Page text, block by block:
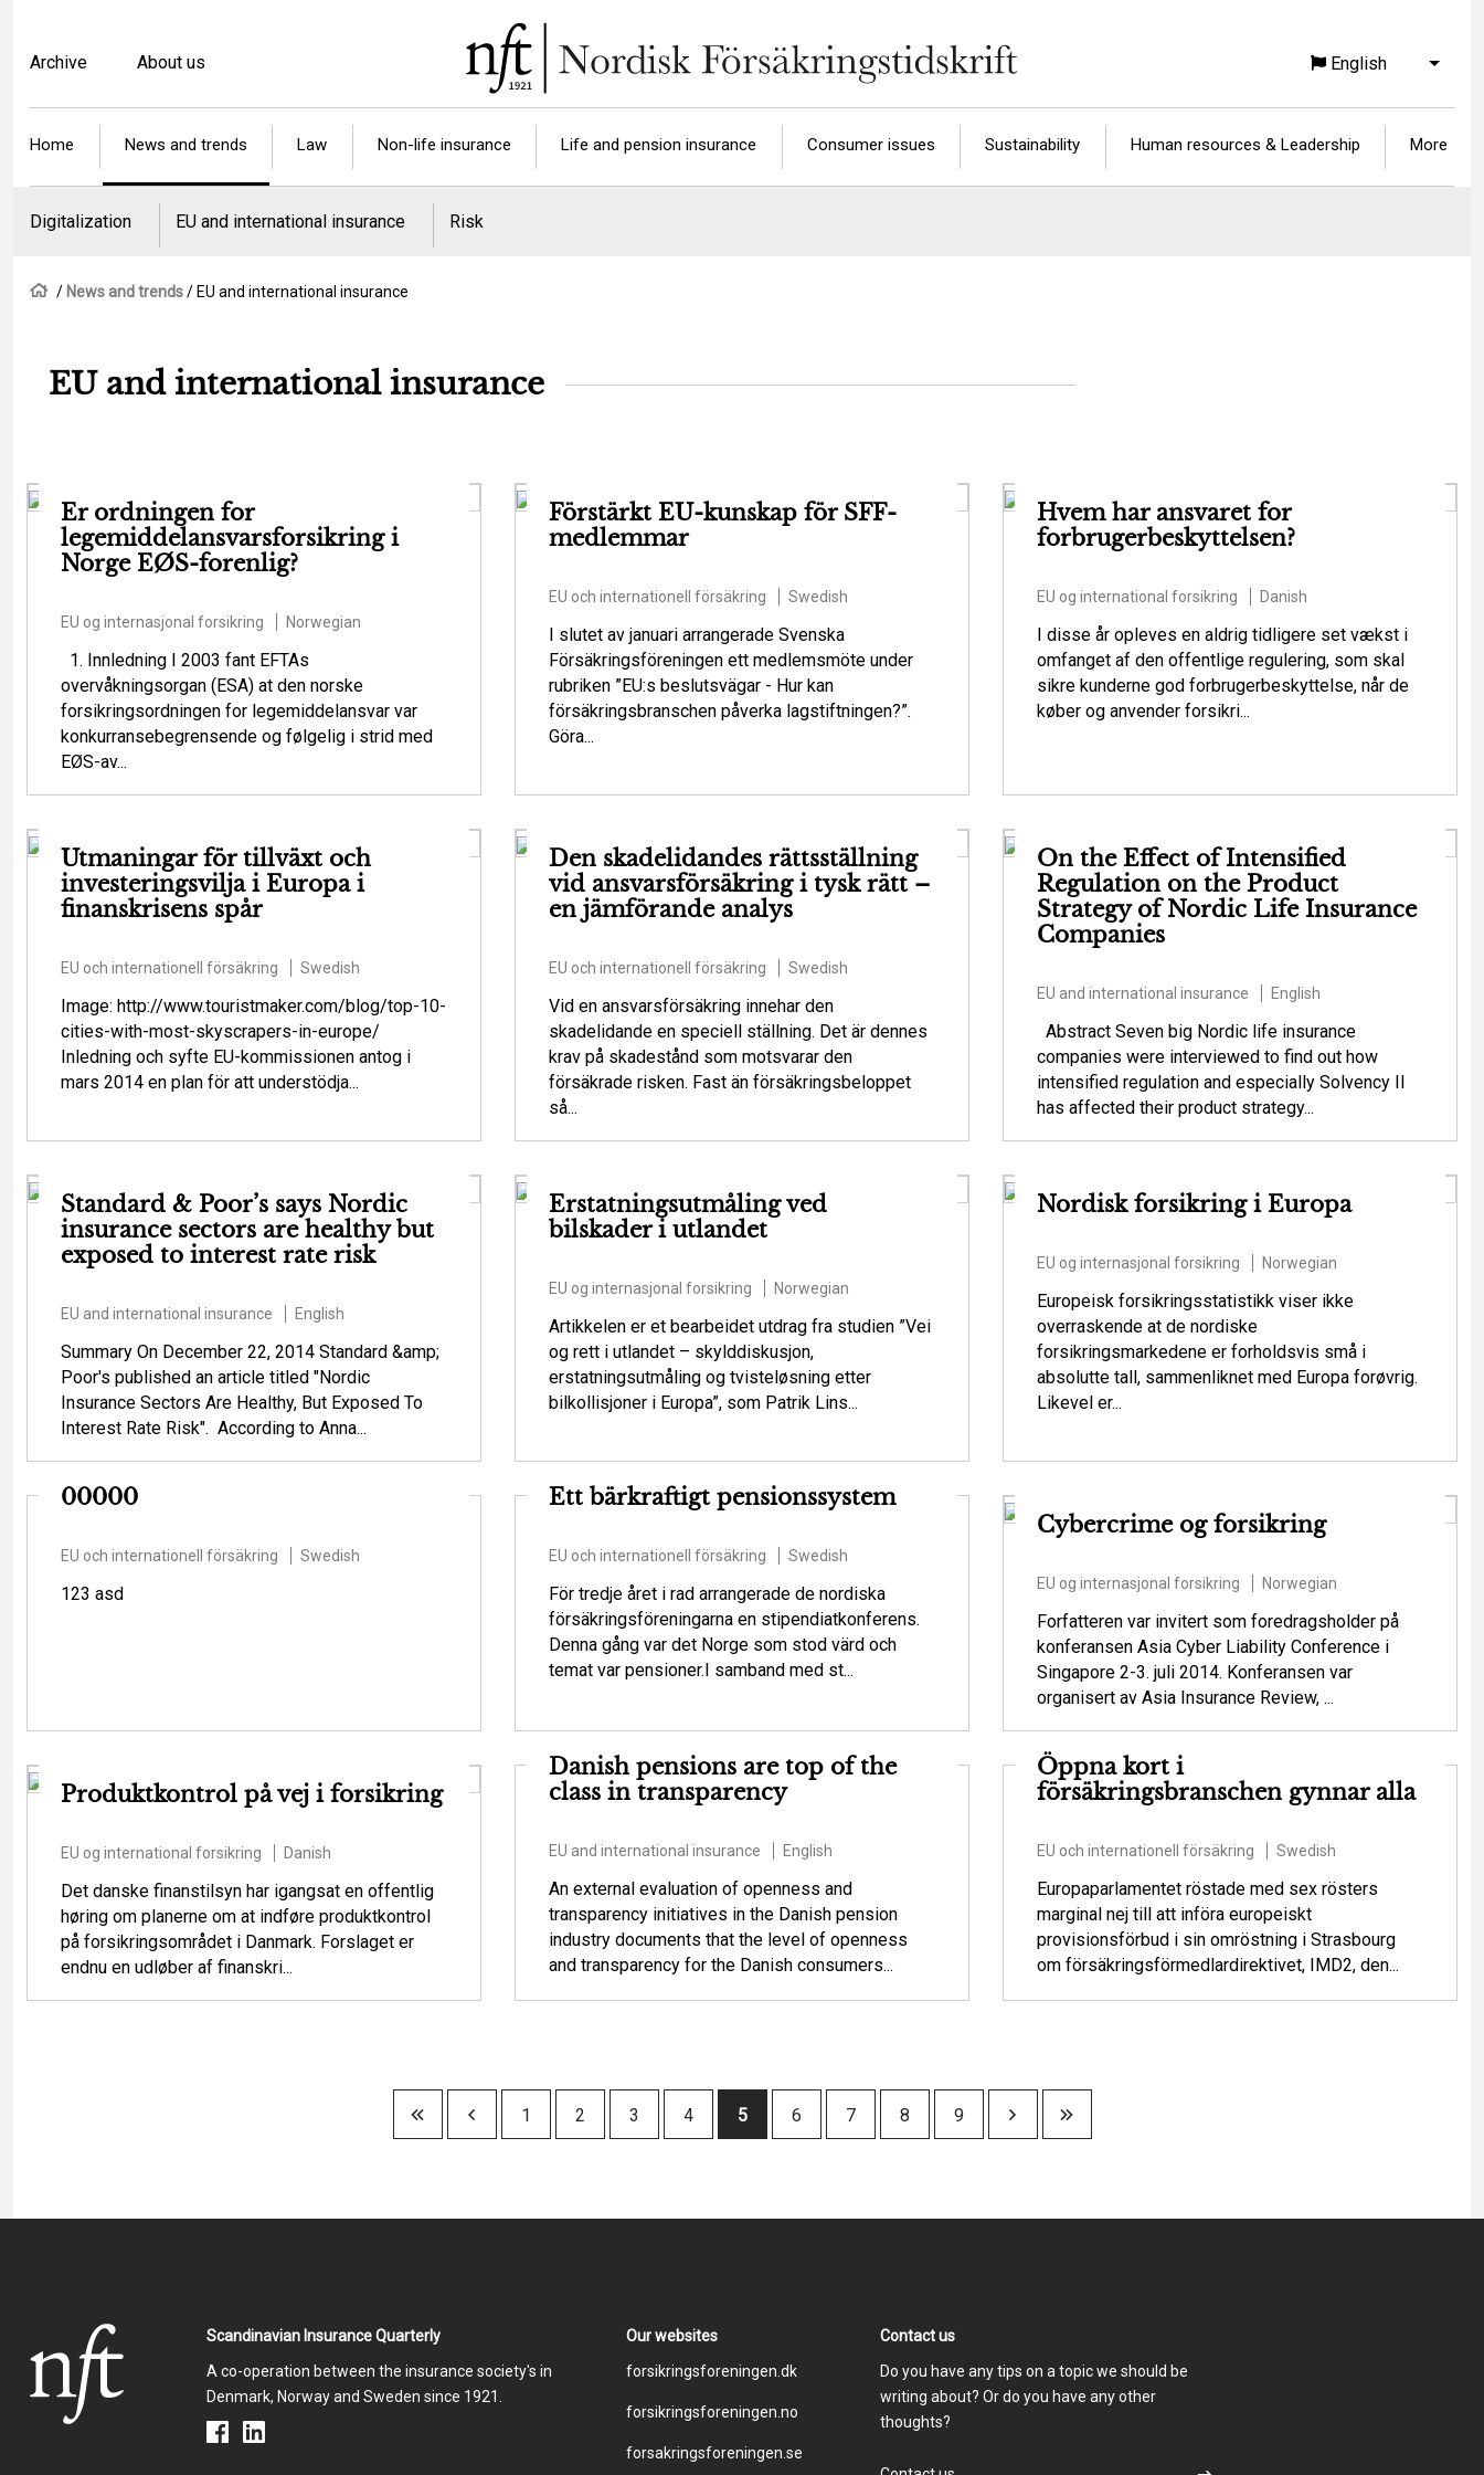
mainTop
menu
Archive About us English List
Article
categories
Home News and trends Law Non-life insurance Life and pension insurance Consumer issues Sustainability Human resources & Leadership More
Digitalization EU and international insurance Risk
Breadcrumb
Home
News and trends EU and international insurance
EU and international insurance
Er ordningen for
legemiddelansvarsforsikring i
Norge EØS-forenlig?
EU og internasjonal forsikring Norwegian
1. Innledning I 2003 fant EFTAs
overvåkningsorgan (ESA) at den norske
forsikringsordningen for legemiddelansvar var
konkurransebegrensende og følgelig i strid med
EØS-av...
Förstärkt EU-kunskap för SFF-
medlemmar
EU och internationell försäkring Swedish
I slutet av januari arrangerade Svenska
Försäkringsföreningen ett medlemsmöte under
rubriken ”EU:s beslutsvägar - Hur kan
försäkringsbranschen påverka lagstiftningen?”.
Göra...
Hvem har ansvaret for
forbrugerbeskyttelsen?
EU og international forsikring Danish
I disse år opleves en aldrig tidligere set vækst i
omfanget af den offentlige regulering, som skal
sikre kunderne god forbrugerbeskyttelse, når de
køber og anvender forsikri...
Utmaningar för tillväxt och
investeringsvilja i Europa i
finanskrisens spår
EU och internationell försäkring Swedish
Image: http://www.touristmaker.com/blog/top-10-
cities-with-most-skyscrapers-in-europe/
Inledning och syfte EU-kommissionen antog i
mars 2014 en plan för att understödja...
Den skadelidandes rättsställning
vid ansvarsförsäkring i tysk rätt –
en jämförande analys
EU och internationell försäkring Swedish
Vid en ansvarsförsäkring innehar den
skadelidande en speciell ställning. Det är dennes
krav på skadestånd som motsvarar den
försäkrade risken. Fast än försäkringsbeloppet
så...
On the Effect of Intensified
Regulation on the Product
Strategy of Nordic Life Insurance
Companies
EU and international insurance English
Abstract Seven big Nordic life insurance
companies were interviewed to find out how
intensified regulation and especially Solvency II
has affected their product strategy...
Standard & Poor’s says Nordic
insurance sectors are healthy but
exposed to interest rate risk
EU and international insurance English
Summary On December 22, 2014 Standard &amp;
Poor's published an article titled "Nordic
Insurance Sectors Are Healthy, But Exposed To
Interest Rate Risk". According to Anna...
Erstatningsutmåling ved
bilskader i utlandet
EU og internasjonal forsikring Norwegian
Artikkelen er et bearbeidet utdrag fra studien ”Vei
og rett i utlandet – skylddiskusjon,
erstatningsutmåling og tvisteløsning etter
bilkollisjoner i Europa”, som Patrik Lins...
Nordisk forsikring i Europa
EU og internasjonal forsikring Norwegian
Europeisk forsikringsstatistikk viser ikke
overraskende at de nordiske
forsikringsmarkedene er forholdsvis små i
absolutte tall, sammenliknet med Europa forøvrig.
Likevel er...
00000
EU och internationell försäkring Swedish
123 asd
Ett bärkraftigt pensionssystem
EU och internationell försäkring Swedish
För tredje året i rad arrangerade de nordiska
försäkringsföreningarna en stipendiatkonferens.
Denna gång var det Norge som stod värd och
temat var pensioner.I samband med st...
Cybercrime og forsikring
EU og internasjonal forsikring Norwegian
Forfatteren var invitert som foredragsholder på
konferansen Asia Cyber Liability Conference i
Singapore 2-3. juli 2014. Konferansen var
organisert av Asia Insurance Review, ...
Produktkontrol på vej i forsikring
EU og international forsikring Danish
Det danske finanstilsyn har igangsat en offentlig
høring om planerne om at indføre produktkontrol
på forsikringsområdet i Danmark. Forslaget er
endnu en udløber af finanskri...
Danish pensions are top of the
class in transparency
EU and international insurance English
An external evaluation of openness and
transparency initiatives in the Danish pension
industry documents that the level of openness
and transparency for the Danish consumers...
Öppna kort i
försäkringsbranschen gynnar alla
EU och internationell försäkring Swedish
Europaparlamentet röstade med sex rösters
marginal nej till att införa europeiskt
provisionsförbud i sin omröstning i Strasbourg
om försäkringsförmedlardirektivet, IMD2, den...
Page
1 Page
2 Page
3 Page
4
Current
5 Page
6 Page
7 Page
8 Page
9
Scandinavian Insurance Quarterly
A co-operation between the insurance society's in
Denmark, Norway and Sweden since 1921.
Our websites
Footer
menu
forsikringsforeningen.dk
forsikringsforeningen.no
forsakringsforeningen.se
Contact us
Do you have any tips on a topic we should be
writing about? Or do you have any other
thoughts?